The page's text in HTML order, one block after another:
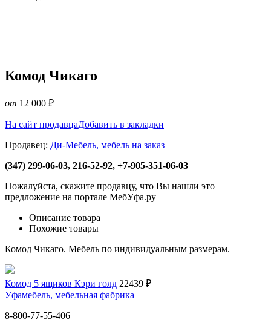
Комод Чикаго
от 12 000 ₽
На сайт продавцаДобавить в закладки
Продавец: Ди-Мебель, мебель на заказ
(347) 299-06-03, 216-52-92, +7-905-351-06-03
Пожалуйста, скажите продавцу, что Вы нашли это
предложение на портале МебУфа.ру
Описание товара
Похожие товары
Комод Чикаго. Мебель по индивидуальным размерам.
Комод 5 ящиков Кэри голд 22439 ₽
Уфамебель, мебельная фабрика
8-800-77-55-406